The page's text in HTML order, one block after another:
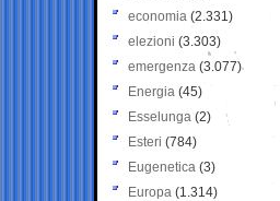
economia (2.331)
elezioni (3.303)
emergenza (3.077)
Energia (45)
Esselunga (2)
Esteri (784)
Eugenetica (3)
Europa (1.314)